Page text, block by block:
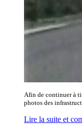
Afin de continuer à
photos des
Lire la suite et